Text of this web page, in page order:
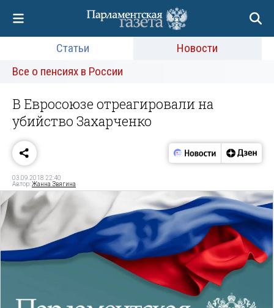
Статьи
Новости
Все о пенсиях в России
В Евросоюзе отреагировали на
убийство Захарченко
03.09.2018 22:40
Автор:Жанна Звягина